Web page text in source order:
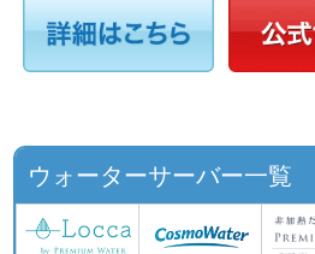
ウォーターサーバー一覧